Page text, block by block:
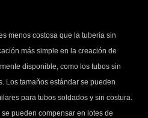
menos costosa que la tubería sin
más simple en la creación de
disponible, como los tubos sin
Los tamaños estándar se pueden
para tubos soldados y sin costura.
pueden compensar en lotes de